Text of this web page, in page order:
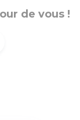
de vous !